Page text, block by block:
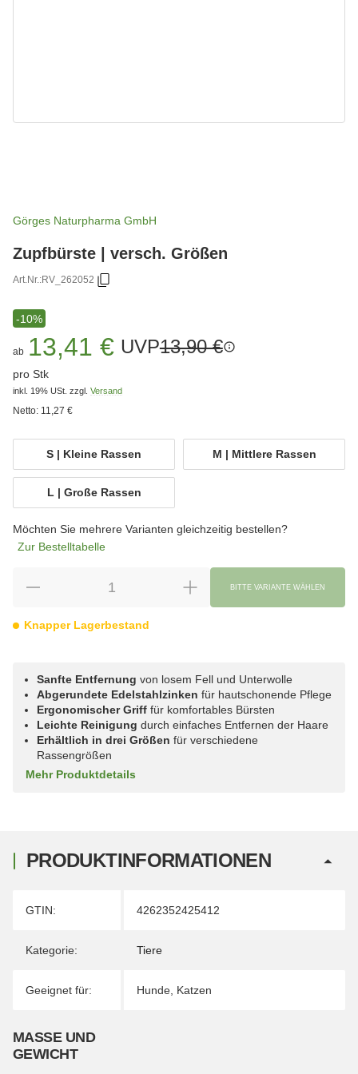
Görges Naturpharma GmbH
Zupfbürste | versch. Größen
Art.Nr.:RV_262052
-10%
ab 13,41 € UVP13,90 €
pro Stk
inkl. 19% USt. zzgl. Versand
Netto: 11,27 €
S | Kleine Rassen
S | Kleine Rassen
M | Mittlere Rassen
M | Mittlere
L | Große Rassen
L | Große Rassen
Möchten Sie mehrere Varianten gleichzeitig bestellen?
Zur Bestelltabelle
BITTE VARIANTE WÄHLEN
Knapper Lagerbestand
Sanfte Entfernung von losem Fell und Unterwolle
Abgerundete Edelstahlzinken für hautschonende Pflege
Ergonomischer Griff für komfortables Bürsten
Leichte Reinigung durch einfaches Entfernen der Haare
Erhältlich in drei Größen für verschiedene
Rassengrößen
Mehr Produktdetails
PRODUKTINFORMATIONEN
Produkteigenschaft
Wert
GTIN: 4262352425412
Kategorie: Tiere
Geeignet für: Hunde, Katzen
MASSE UND G
EWICHT